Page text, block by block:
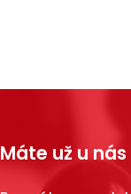
Máte už u